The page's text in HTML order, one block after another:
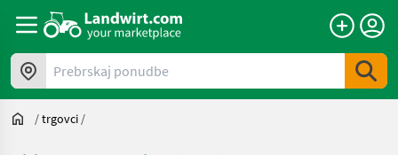
Prebrskaj ponudbe
/trgovci /